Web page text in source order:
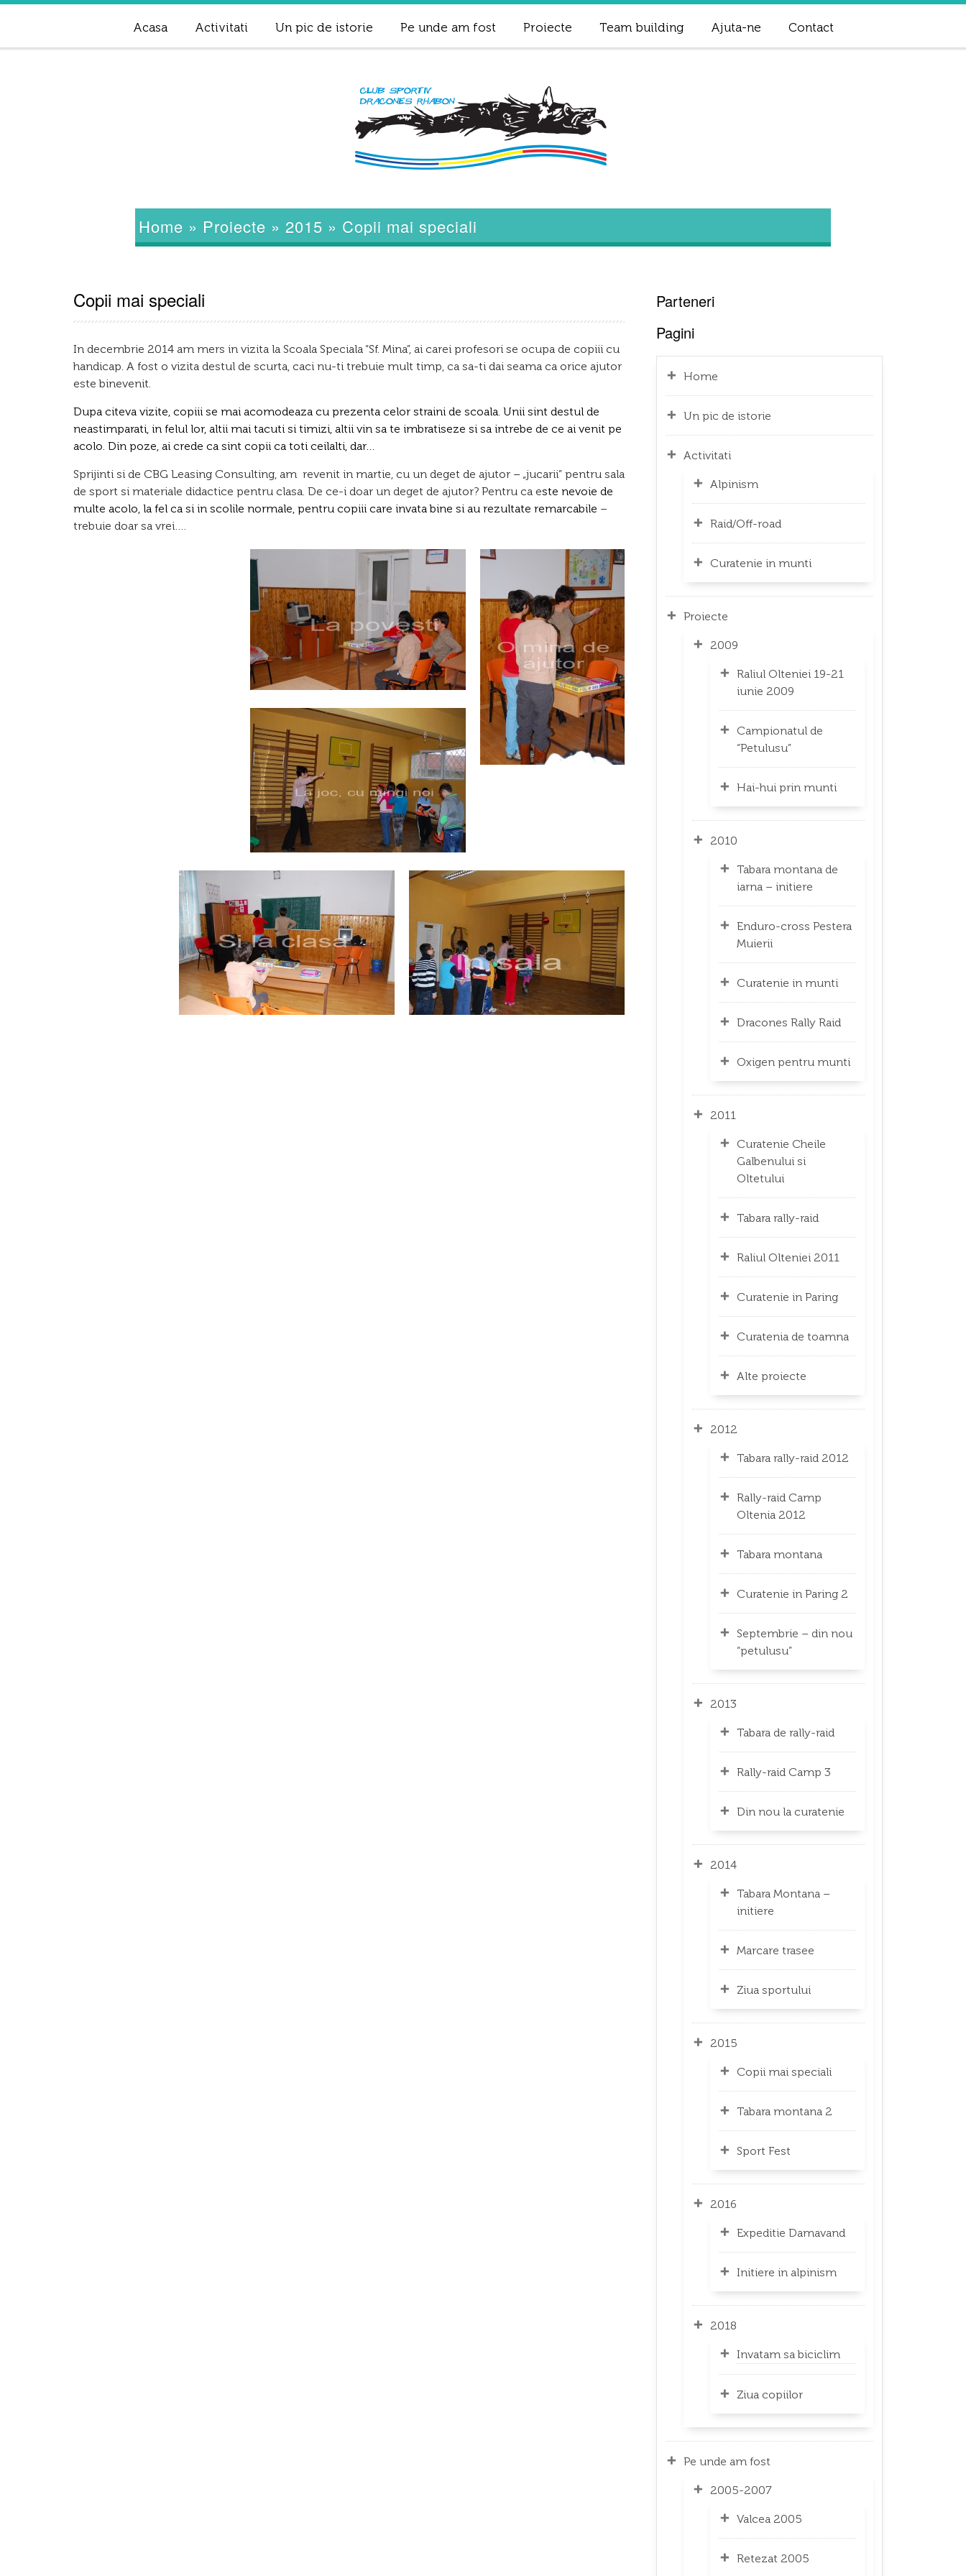
Acasa Activitati Un pic de istorie Pe unde am fost Proiecte Team building Ajuta-ne Contact
Home » Proiecte » 2015 » Copii mai speciali
Copii mai speciali
In decembrie 2014 am mers in vizita la Scoala Speciala “Sf. Mina”, ai carei profesori se ocupa de copiii cu
handicap. A fost o vizita destul de scurta, caci nu-ti trebuie mult timp, ca sa-ti dai seama ca orice ajutor
este binevenit.
Dupa citeva vizite, copiii se mai acomodeaza cu prezenta celor straini de scoala. Unii sint destul de
neastimparati, in felul lor, altii mai tacuti si timizi, altii vin sa te imbratiseze si sa intrebe de ce ai venit pe
acolo. Din poze, ai crede ca sint copii ca toti ceilalti, dar…
Sprijinti si de CBG Leasing Consulting, am revenit in martie, cu un deget de ajutor – „jucarii” pentru sala
de sport si materiale didactice pentru clasa. De ce-i doar un deget de ajutor? Pentru ca este nevoie de
multe acolo, la fel ca si in scolile normale, pentru copiii care invata bine si au rezultate remarcabile –
trebuie doar sa vrei….
Parteneri
Pagini
Home
Un pic de istorie
Activitati
Alpinism
Raid/Off-road
Curatenie in munti
Proiecte
2009
Raliul Olteniei 19-21
iunie 2009
Campionatul de
“Petulusu”
Hai-hui prin munti
2010
Tabara montana de
iarna – initiere
Enduro-cross Pestera
Muierii
Curatenie in munti
Dracones Rally Raid
Oxigen pentru munti
2011
Curatenie Cheile
Galbenului si
Oltetului
Tabara rally-raid
Raliul Olteniei 2011
Curatenie in Paring
Curatenia de toamna
Alte proiecte
2012
Tabara rally-raid 2012
Rally-raid Camp
Oltenia 2012
Tabara montana
Curatenie in Paring 2
Septembrie – din nou
“petulusu”
2013
Tabara de rally-raid
Rally-raid Camp 3
Din nou la curatenie
2014
Tabara Montana –
initiere
Marcare trasee
Ziua sportului
2015
Copii mai speciali
Tabara montana 2
Sport Fest
2016
Expeditie Damavand
Initiere in alpinism
2018
Invatam sa biciclim
Ziua copiilor
Pe unde am fost
2005-2007
Valcea 2005
Retezat 2005